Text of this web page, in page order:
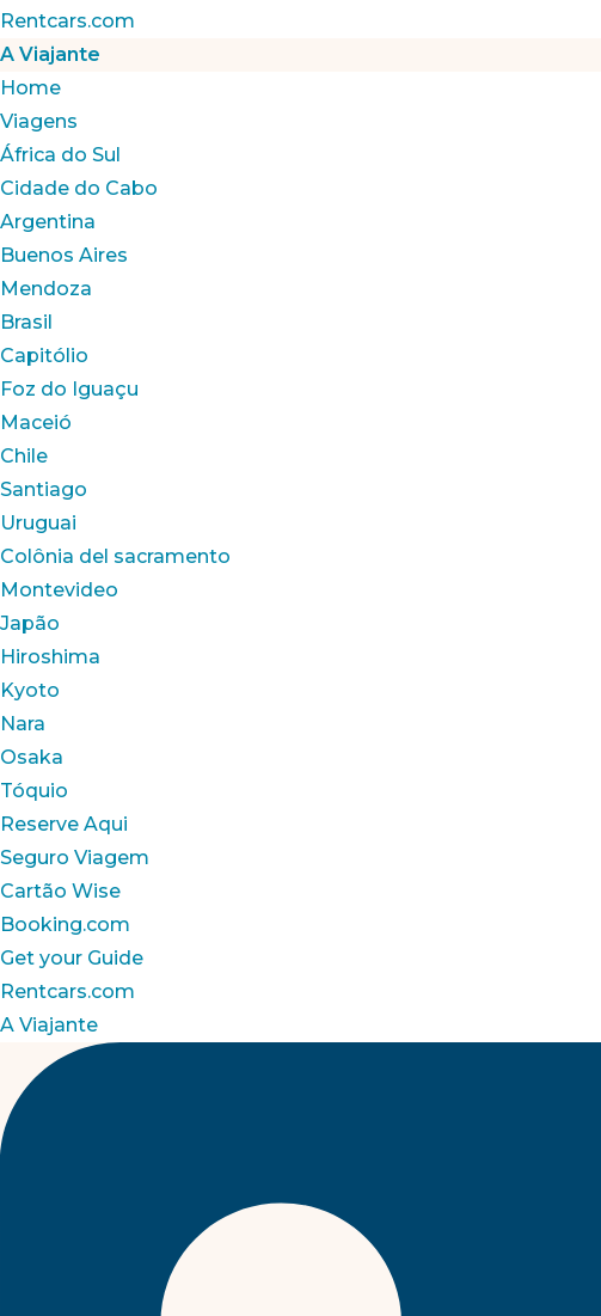
Rentcars.com
A Viajante
Home
Viagens
África do Sul
Cidade do Cabo
Argentina
Buenos Aires
Mendoza
Brasil
Capitólio
Foz do Iguaçu
Maceió
Chile
Santiago
Uruguai
Colônia del sacramento
Montevideo
Japão
Hiroshima
Kyoto
Nara
Osaka
Tóquio
Reserve Aqui
Seguro Viagem
Cartão Wise
Booking.com
Get your Guide
Rentcars.com
A Viajante